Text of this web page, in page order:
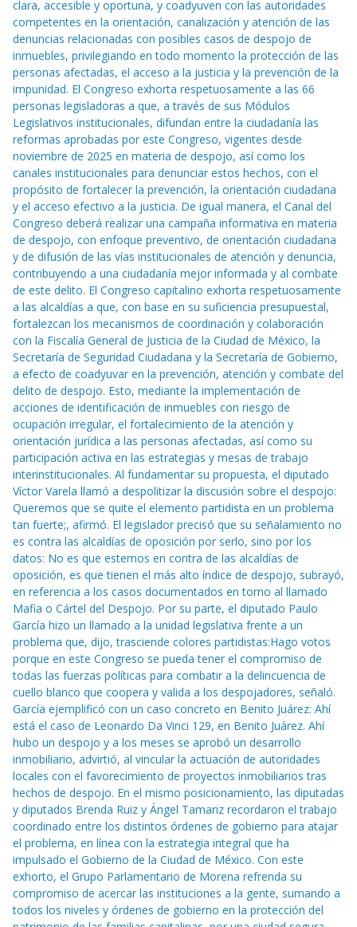
clara, accesible y oportuna, y coadyuven con las autoridades
competentes en la orientación, canalización y atención de las
denuncias relacionadas con posibles casos de despojo de
inmuebles, privilegiando en todo momento la protección de las
personas afectadas, el acceso a la justicia y la prevención de la
impunidad. El Congreso exhorta respetuosamente a las 66
personas legisladoras a que, a través de sus Módulos
Legislativos institucionales, difundan entre la ciudadanía las
reformas aprobadas por este Congreso, vigentes desde
noviembre de 2025 en materia de despojo, así como los
canales institucionales para denunciar estos hechos, con el
propósito de fortalecer la prevención, la orientación ciudadana
y el acceso efectivo a la justicia. De igual manera, el Canal del
Congreso deberá realizar una campaña informativa en materia
de despojo, con enfoque preventivo, de orientación ciudadana
y de difusión de las vías institucionales de atención y denuncia,
contribuyendo a una ciudadanía mejor informada y al combate
de este delito. El Congreso capitalino exhorta respetuosamente
a las alcaldías a que, con base en su suficiencia presupuestal,
fortalezcan los mecanismos de coordinación y colaboración
con la Fiscalía General de Justicia de la Ciudad de México, la
Secretaría de Seguridad Ciudadana y la Secretaría de Gobierno,
a efecto de coadyuvar en la prevención, atención y combate del
delito de despojo. Esto, mediante la implementación de
acciones de identificación de inmuebles con riesgo de
ocupación irregular, el fortalecimiento de la atención y
orientación jurídica a las personas afectadas, así como su
participación activa en las estrategias y mesas de trabajo
interinstitucionales. Al fundamentar su propuesta, el diputado
Víctor Varela llamó a despolitizar la discusión sobre el despojo:
Queremos que se quite el elemento partidista en un problema
tan fuerte;, afirmó. El legislador precisó que su señalamiento no
es contra las alcaldías de oposición por serlo, sino por los
datos: No es que estemos en contra de las alcaldías de
oposición, es que tienen el más alto índice de despojo, subrayó,
en referencia a los casos documentados en torno al llamado
Mafia o Cártel del Despojo. Por su parte, el diputado Paulo
García hizo un llamado a la unidad legislativa frente a un
problema que, dijo, trasciende colores partidistas:Hago votos
porque en este Congreso se pueda tener el compromiso de
todas las fuerzas políticas para combatir a la delincuencia de
cuello blanco que coopera y valida a los despojadores, señaló.
García ejemplificó con un caso concreto en Benito Juárez: Ahí
está el caso de Leonardo Da Vinci 129, en Benito Juárez. Ahí
hubo un despojo y a los meses se aprobó un desarrollo
inmobiliario, advirtió, al vincular la actuación de autoridades
locales con el favorecimiento de proyectos inmobiliarios tras
hechos de despojo. En el mismo posicionamiento, las diputadas
y diputados Brenda Ruiz y Ángel Tamariz recordaron el trabajo
coordinado entre los distintos órdenes de gobierno para atajar
el problema, en línea con la estrategia integral que ha
impulsado el Gobierno de la Ciudad de México. Con este
exhorto, el Grupo Parlamentario de Morena refrenda su
compromiso de acercar las instituciones a la gente, sumando a
todos los niveles y órdenes de gobierno en la protección del